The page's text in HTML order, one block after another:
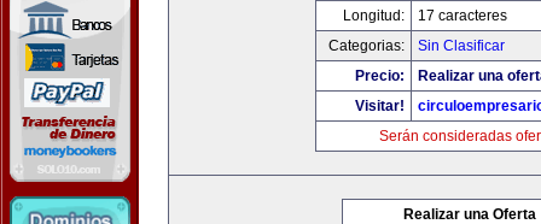
Longitud:
17 caracteres
Categorias:
Sin Clasificar
Precio:
Realizar una
Visitar!
Serán consideradas
Realizar una Oferta